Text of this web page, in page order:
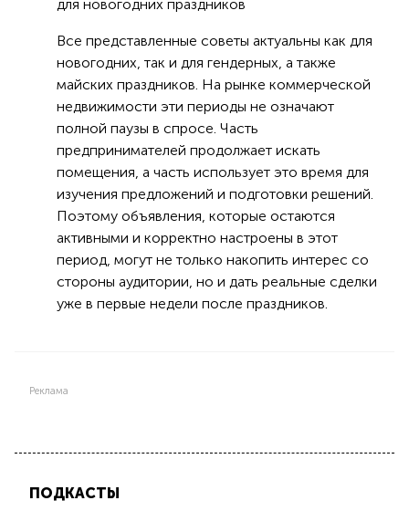
для новогодних праздников
Все представленные советы актуальны как для
новогодних, так и для гендерных, а также
майских праздников. На рынке коммерческой
недвижимости эти периоды не означают
полной паузы в спросе. Часть
предпринимателей продолжает искать
помещения, а часть использует это время для
изучения предложений и подготовки решений.
Поэтому объявления, которые остаются
активными и корректно настроены в этот
период, могут не только накопить интерес со
стороны аудитории, но и дать реальные сделки
уже в первые недели после праздников.
Реклама
ПОДКАСТЫ